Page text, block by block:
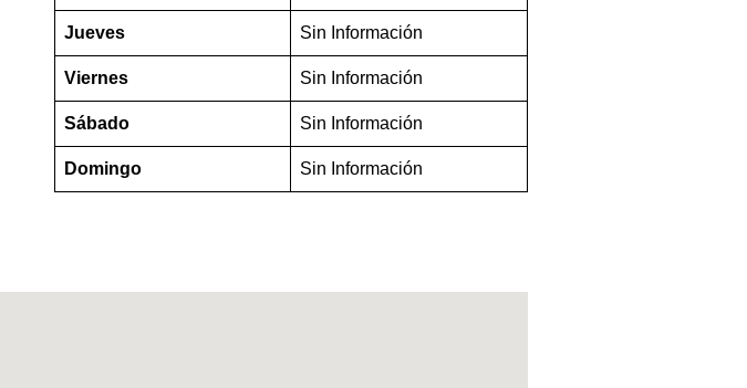
Jueves Sin Información
Viernes Sin Información
Sábado Sin Información
Domingo Sin Información